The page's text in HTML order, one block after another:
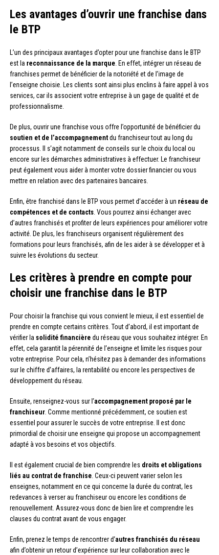
Les avantages d’ouvrir une franchise dans
le BTP
L’un des principaux avantages d’opter pour une franchise dans le BTP
est la reconnaissance de la marque. En effet, intégrer un réseau de
franchises permet de bénéficier de la notoriété et de l’image de
l’enseigne choisie. Les clients sont ainsi plus enclins à faire appel à vos
services, car ils associent votre entreprise à un gage de qualité et de
professionnalisme.
De plus, ouvrir une franchise vous offre l’opportunité de bénéficier du
soutien et de l’accompagnementdu franchiseur tout au long du
processus. Il s’agit notamment de conseils sur le choix du local ou
encore sur les démarches administratives à effectuer. Le franchiseur
peut également vous aider à monter votre dossier financier ou vous
mettre en relation avec des partenaires bancaires.
Enfin, être franchisé dans le BTP vous permet d’accéder à un réseau de
compétences et de contacts. Vous pourrez ainsi échanger avec
d’autres franchisés et profiter de leurs expériences pour améliorer votre
activité. De plus, les franchiseurs organisent régulièrement des
formations pour leurs franchisés, afin de les aider à se développer et à
suivre les évolutions du secteur.
Les critères à prendre en compte pour
choisir une franchise dans le BTP
Pour choisir la franchise qui vous convient le mieux, il est essentiel de
prendre en compte certains critères. Tout d’abord, il est important de
vérifier la solidité financière du réseau que vous souhaitez intégrer. En
effet, cela garantit la pérennité de l’enseigne et limite les risques pour
votre entreprise. Pour cela, n’hésitez pas à demander des informations
sur le chiffre d’affaires, la rentabilité ou encore les perspectives de
développement du réseau.
Ensuite, renseignez-vous sur l’accompagnement proposé par le
franchiseur. Comme mentionné précédemment, ce soutien est
essentiel pour assurer le succès de votre entreprise. Il est donc
primordial de choisir une enseigne qui propose un accompagnement
adapté à vos besoins et vos objectifs.
Il est également crucial de bien comprendre les droits et obligations
liés au contrat de franchise. Ceux-ci peuvent varier selon les
enseignes, notamment en ce qui concerne la durée du contrat, les
redevances à verser au franchiseur ou encore les conditions de
renouvellement. Assurez-vous donc de bien lire et comprendre les
clauses du contrat avant de vous engager.
Enfin, prenez le temps de rencontrer d’autres franchisés du réseau
afin d’obtenir un retour d’expérience sur leur collaboration avec le